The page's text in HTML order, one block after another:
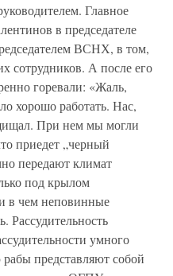
Главное
в председателе
ВСНХ, в том,
сотрудников. А после его
горевали: «Жаль,
хорошо работать. Нас,
При нем мы могли
приедет „черный
передают климат
под крылом
в чем неповинные
Рассудительность
умного
представляют собой